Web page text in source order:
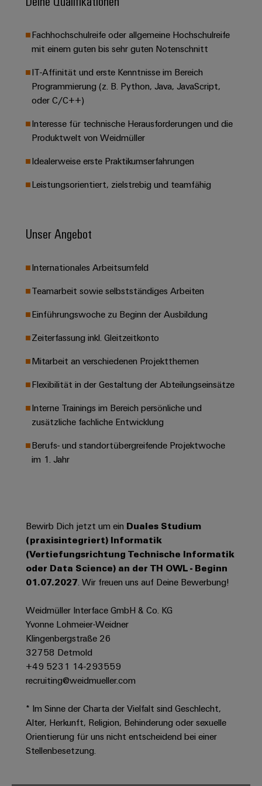
&
Sicherer
Betrieb
mit
Lösungen
für
die
Photovoltaik
Ressourceneffizienz
durch
Sonnenenergie
die
Schaltschrankbau
Schienenfahrzeuge
und
Lösungen
klimafreundliche
im
Schiffbau
Verbindungslösungen
die
&
Abwasseraufbereitung
Lösungen
für
die
Wasser-
Abwasserindustrie
Wasserstoff
Wasserstoff
als
Schlüsseltechnologie
für
die
Windenergie
Effizienter
Betrieb
von
Automation
Industrial
IoT
Industrial
Security
Service
Platform
easyConnect
EZA-
Gerätehersteller
Leiterplattensteckverbinder
Leiterplattenklemmen
Connector
Services
Original
Manufacturer
(OEM)
Industrial
Ethernet
Touch-
Panels
Engineering-
und
und
Weidmüller
AI
Remote
Access
Cloud-
Services
Industrial
Platform
easyConnect
Werkzeuge
Automaten
Software
Industriedrucker
Industrieleuchte
Cabinet
Assemblierungsservice
Bestückte
PSIRT
Digitale
Bestellmöglichkeiten
eShop
OCI-
Schnittstelle
EDI-
Solution
finden
Partner
-
Systemintegratoren
&
Events
&
Stellenbörse
Entwicklung
in unseren
dem Kindel
neues
Distribution
Fachhochschulreife oder allgemeine Hochschulreife
mit einem guten bis sehr guten Notenschnitt
IT-Affinität und erste Kenntnisse im Bereich
Programmierung (z. B. Python, Java, JavaScript,
oder C/C++)
Interesse für technische Herausforderungen und die
Produktwelt von Weidmüller
Idealerweise erste Praktikumserfahrungen
Leistungsorientiert, zielstrebig und teamfähig
Unser Angebot
Internationales Arbeitsumfeld
Teamarbeit sowie selbstständiges Arbeiten
Einführungswoche zu Beginn der Ausbildung
Zeiterfassung inkl. Gleitzeitkonto
Mitarbeit an verschiedenen Projektthemen
Flexibilität in der Gestaltung der Abteilungseinsätze
Interne Trainings im Bereich persönliche und
zusätzliche fachliche Entwicklung
Berufs- und standortübergreifende Projektwoche
im 1. Jahr
Bewirb Dich jetzt um ein Duales Studium
(praxisintegriert) Informatik
(Vertiefungsrichtung Technische Informatik
oder Data Science) an der TH OWL - Beginn
01.07.2027. Wir freuen uns auf Deine Bewerbung!
Weidmüller Interface GmbH & Co. KG
Yvonne Lohmeier-Weidner
Klingenbergstraße 26
32758 Detmold
+49 5231 14-293559
recruiting@weidmueller.com
* Im Sinne der Charta der Vielfalt sind Geschlecht,
Alter, Herkunft, Religion, Behinderung oder sexuelle
Orientierung für uns nicht entscheidend bei einer
Stellenbesetzung.